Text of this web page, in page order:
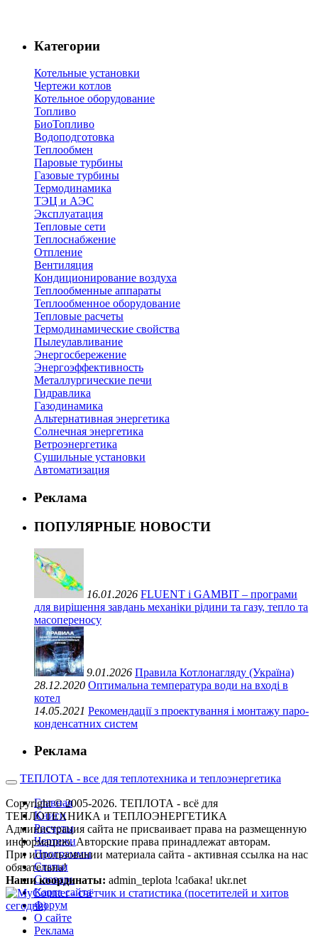
Категории
Котельные установки
Чертежи котлов
Котельное оборудование
Топливо
БиоТопливо
Водоподготовка
Теплообмен
Паровые турбины
Газовые турбины
Термодинамика
ТЭЦ и АЭС
Эксплуатация
Тепловые сети
Теплоснабжение
Отпление
Вентиляция
Кондиционирование воздуха
Теплообменные аппараты
Теплообменное оборудование
Тепловые расчеты
Термодинамические свойства
Пылеулавливание
Энергосбережение
Энергоэффективность
Металлургические печи
Гидравлика
Газодинамика
Альтернативная энергетика
Солнечная энергетика
Ветроэнергетика
Сушильные установки
Автоматизация
Реклама
ПОПУЛЯРНЫЕ НОВОСТИ
16.01.2026 FLUENT і GAMBIT – програми
для вирішення завдань механіки рідини та газу, тепло та
масопереносу
9.01.2026 Правила Котлонагляду (Україна)
28.12.2020 Оптимальна температура води на вході в
котел
14.05.2021 Рекомендації з проектування і монтажу паро-
конденсатних систем
Реклама
ТЕПЛОТА - все для теплотехника и теплоэнергетика
Главная
Книги
Расчеты
Чертежи
Программы
Статьи
Словарь
Карта сайта
Форум
О сайте
Реклама
Copyright © 2005-2026. ТЕПЛОТА - всё для
ТЕПЛОТЕХНИКА и ТЕПЛОЭНЕРГЕТИКА
Администрация сайта не присваивает права на размещенную
информацию. Авторские права принадлежат авторам.
При использовании материала сайта - активная ссылка на нас
обязательна!
Наши координаты: admin_teplota !сабака! ukr.net